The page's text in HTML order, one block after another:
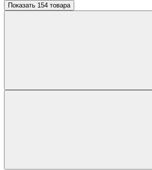
Показать 154 товара